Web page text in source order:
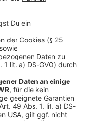
930-234096/1